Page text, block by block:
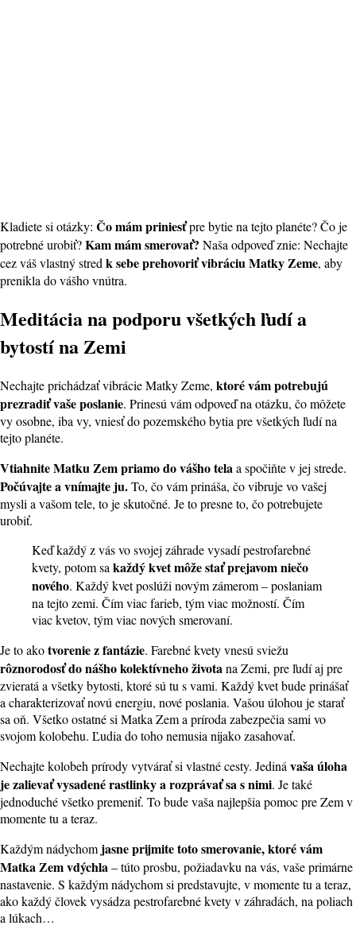
Kladiete si otázky: Čo mám priniesťpre bytie na tejto planéte? Čo je
potrebné urobiť?Kam mám smerovať? Naša odpoveď znie: Nechajte
cez váš vlastný stredk sebe prehovoriť vibráciu Matky Zeme, aby
prenikla do vášho vnútra.
Meditácia na podporu všetkých ľudí a
bytostí na Zemi
Nechajte prichádzať vibrácie Matky Zeme, ktoré vám potrebujú
prezradiť vaše poslanie. Prinesú vám odpoveď na otázku, čo môžete
vy osobne, iba vy, vniesť do pozemského bytia pre všetkých ľudí na
tejto planéte.
Vtiahnite Matku Zem priamo do vášho telaa spočiňte v jej strede.
Počúvajte a vnímajte ju.To, čo vám prináša, čo vibruje vo vašej
mysli a vašom tele, to je skutočné. Je to presne to, čo potrebujete
urobiť.
Keď každý z vás vo svojej záhrade vysadí pestrofarebné
kvety, potom sakaždý kvet môže stať prejavom niečo
nového. Každý kvet poslúži novým zámerom – poslaniam
na tejto zemi. Čím viac farieb, tým viac možností. Čím
viac kvetov, tým viac nových smerovaní.
Je to akotvorenie z fantázie. Farebné kvety vnesú sviežu
rôznorodosť do nášho kolektívneho životana Zemi, pre ľudí aj pre
zvieratá a všetky bytosti, ktoré sú tu s vami. Každý kvet bude prinášať
a charakterizovať novú energiu, nové poslania. Vašou úlohou je starať
sa oň. Všetko ostatné si Matka Zem a príroda zabezpečia sami vo
svojom kolobehu. Ľudia do toho nemusia nijako zasahovať.
Nechajte kolobeh prírody vytvárať si vlastné cesty. Jedinávaša úloha
je zalievať vysadené rastlinky a rozprávať sa s nimi. Je také
jednoduché všetko premeniť. To bude vaša najlepšia pomoc pre Zem v
momente tu a teraz.
Každým nádychomjasne prijmite toto smerovanie, ktoré vám
Matka Zem vdýchla– túto prosbu, požiadavku na vás, vaše primárne
nastavenie. S každým nádychom si predstavujte, v momente tu a teraz,
ako každý človek vysádza pestrofarebné kvety v záhradách, na poliach
a lúkach…